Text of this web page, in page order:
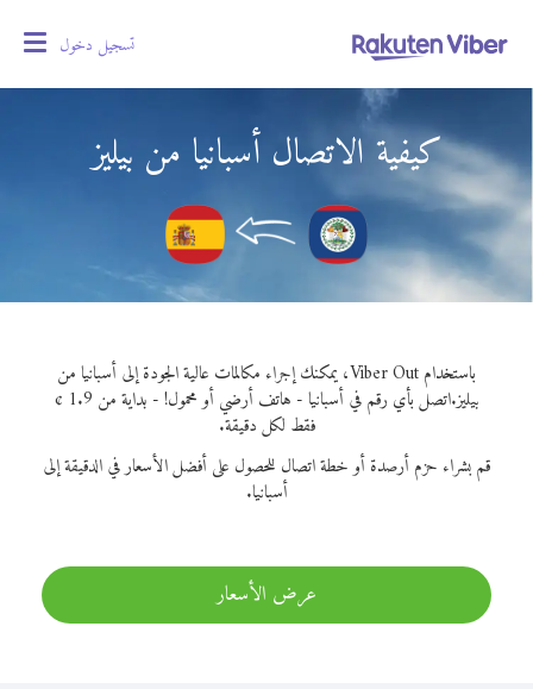
تسجيل دخول
كيفية الاتصال أسبانيا من بيليز
باستخدام Viber Out، يمكنك إجراء مكالمات عالية الجودة إلى أسبانيا من
بيليز.
اتصل بأي رقم في أسبانيا - هاتف أرضي أو محمول! - بداية من 1.9 ¢
فقط لكل دقيقة.
قم بشراء حزم أرصدة أو خطة اتصال للحصول على أفضل الأسعار في الدقيقة إلى
أسبانيا.
عرض الأسعار